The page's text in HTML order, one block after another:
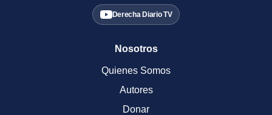
Derecha Diario TV
Nosotros
Quienes Somos
Autores
Donar